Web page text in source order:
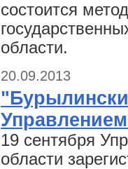
состоится
области.
20.09.2013
19 сентября
области